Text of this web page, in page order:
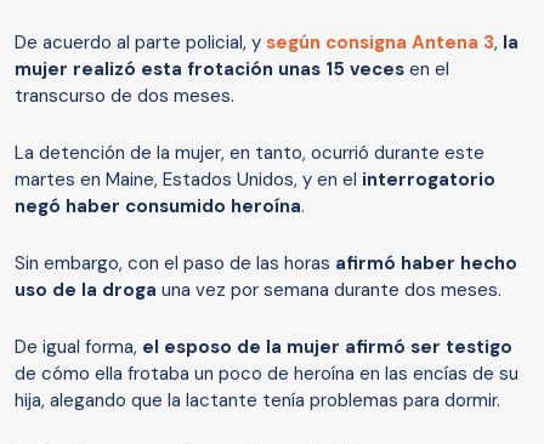
De acuerdo al parte policial, y según consigna Antena 3, la
mujer realizó esta frotación unas 15 veces en el
transcurso de dos meses.
La detención de la mujer, en tanto, ocurrió durante este
martes en Maine, Estados Unidos, y en el interrogatorio
negó haber consumido heroína.
Sin embargo, con el paso de las horas afirmó haber hecho
uso de la droga una vez por semana durante dos meses.
De igual forma, el esposo de la mujer afirmó ser testigo
de cómo ella frotaba un poco de heroína en las encías de su
hija, alegando que la lactante tenía problemas para dormir.